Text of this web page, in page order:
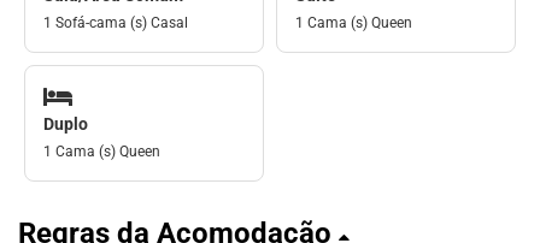
1 Sofá-cama (s) Casal 1 Cama (s) Queen
Duplo
1 Cama (s) Queen
Regras da Acomodação